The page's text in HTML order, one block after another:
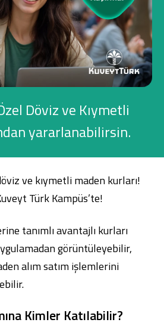
Döviz ve Kıymetli
yararlanabilirsin.
ve kıymetli maden kurları!
Türk Kampüs’te!
tanımlı avantajlı kurları
görüntüleyebilir,
alım satım işlemlerini
Kimler Katılabilir?